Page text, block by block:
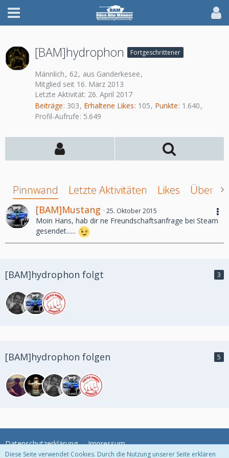
[BAM]hydrophon Fortgeschrittener
Männlich 62 aus Ganderkesee
Mitglied seit 16. März 2013
Letzte Aktivität: 26. April 2017
Beiträge 303 Erhaltene Likes 105 Punkte 1.640
Profil-Aufrufe 5.649
Pinnwand Letzte Aktivitäten Likes Über
[BAM]Mustang 25. Oktober 2015
Moin Hans, hab dir ne Freundschaftsanfrage bei Steam
gesendet......
[BAM]hydrophon folgt 3
[BAM]hydrophon folgen 5
Datenschutzerklärung Impressum
Diese Seite verwendet Cookies. Durch die Nutzung unserer Seite erklären